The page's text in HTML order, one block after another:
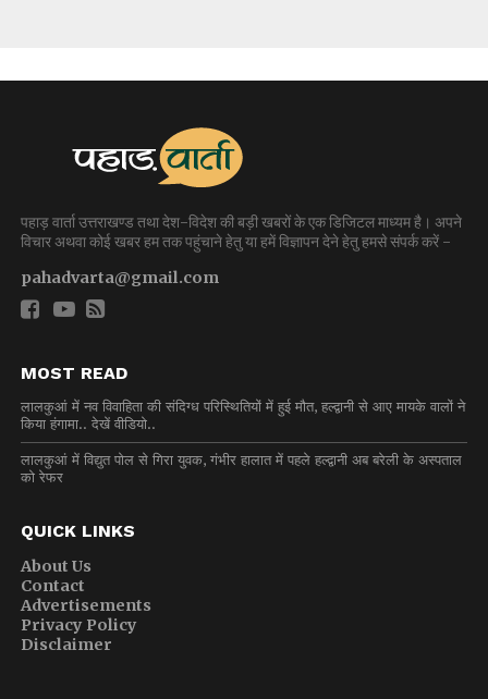
पहाड़ वार्ता उत्तराखण्ड तथा देश-विदेश की बड़ी खबरों के एक डिजिटल माध्यम है। अपने
विचार अथवा कोई खबर हम तक पहुंचाने हेतु या हमें विज्ञापन देने हेतु हमसे संपर्क करें -
pahadvarta@gmail.com
MOST READ
लालकुआं में नव विवाहिता की संदिग्ध परिस्थितियों में हुई मौत, हल्द्वानी से आए मायके वालों ने
किया हंगामा.. देखें वीडियो..
लालकुआं में विद्युत पोल से गिरा युवक, गंभीर हालात में पहले हल्द्वानी अब बरेली के अस्पताल
को रेफर
QUICK LINKS
About Us
Contact
Advertisements
Privacy Policy
Disclaimer